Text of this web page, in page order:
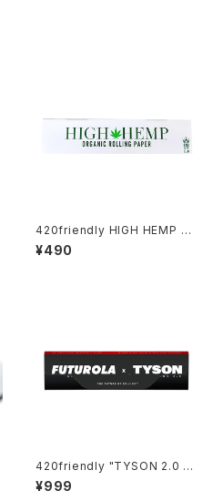
420friendly HIGH HEMP ロ
ーリングペーパー / KING SIZE
SLIM 無漂白・無添加
¥490
420friendly "TYSON 2.0 X
FUTUROLA" Unbleached R
olling Papers + Tips （キン
¥999